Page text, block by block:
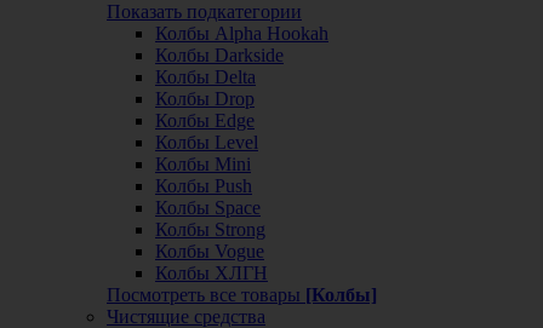
Показать подкатегории
Колбы Alpha Hookah
Колбы Darkside
Колбы Delta
Колбы Drop
Колбы Edge
Колбы Level
Колбы Mini
Колбы Push
Колбы Space
Колбы Strong
Колбы Vogue
Колбы ХЛГН
Посмотреть все товары [Колбы]
Чистящие средства